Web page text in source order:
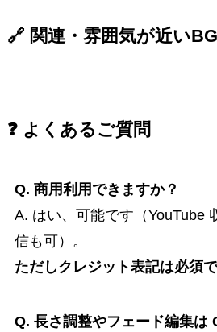
🔗 関連・雰囲気が近い
❓ よくあるご質問
Q. 商用利用できますか？
A. はい、可能です（YouTube
信も可）。
ただしクレジット表記は必須で
Q. 長さ調整やフェード編集は